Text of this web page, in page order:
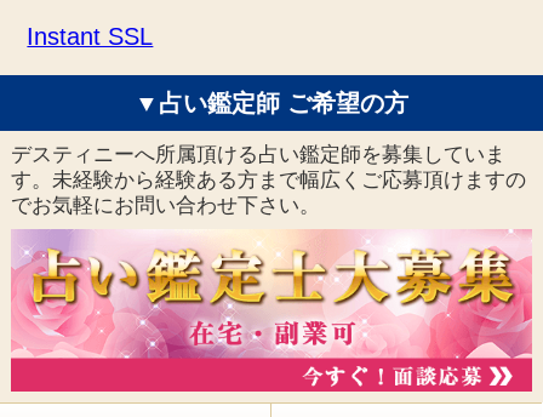
Instant SSL
▼占い鑑定師 ご希望の方
デスティニーへ所属頂ける占い鑑定師を募集していま
す。未経験から経験ある方まで幅広くご応募頂けますの
でお気軽にお問い合わせ下さい。